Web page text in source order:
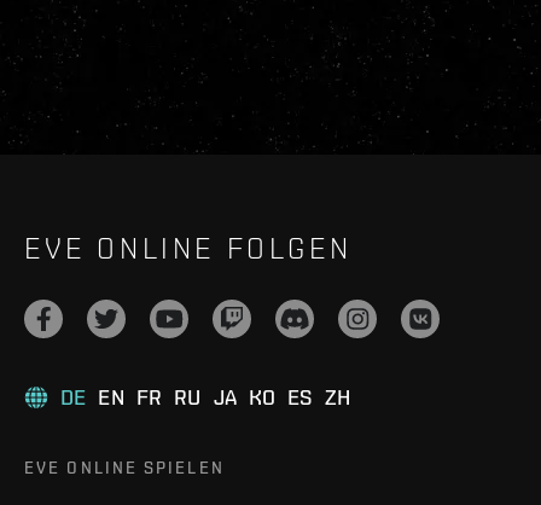
EVE ONLINE FOLGEN
DE EN FR RU JA KO ES ZH
EVE ONLINE SPIELEN